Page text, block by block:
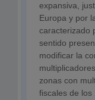
expansiva,
Europa y por
caracterizado
sentido
modificar la
zonas con
fiscales de